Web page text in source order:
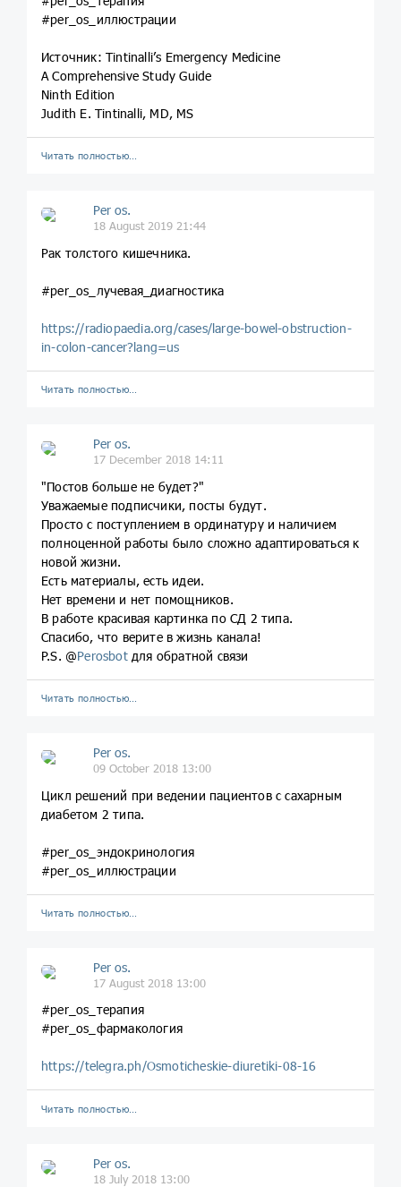
#per_os_иллюстрации
Источник: Tintinalli’s Emergency Medicine
A Comprehensive Study Guide
Ninth Edition
Judith E. Tintinalli, MD, MS
Читать полностью…
Per os.
18 August 2019 21:44
Рак толстого кишечника.
#per_os_лучевая_диагностика
https://radiopaedia.org/cases/large-bowel-obstruction-
in-colon-cancer?lang=us
Читать полностью…
Per os.
17 December 2018 14:11
"Постов больше не будет?"
Уважаемые подписчики, посты будут.
Просто с поступлением в ординатуру и наличием
полноценной работы было сложно адаптироваться к
новой жизни.
Есть материалы, есть идеи.
Нет времени и нет помощников.
В работе красивая картинка по СД 2 типа.
Спасибо, что верите в жизнь канала!
P.S. @Perosbotдля обратной связи
Читать полностью…
Per os.
09 October 2018 13:00
Цикл решений при ведении пациентов с сахарным
диабетом 2 типа.
#per_os_эндокринология
#per_os_иллюстрации
Читать полностью…
Per os.
17 August 2018 13:00
#per_os_терапия
#per_os_фармакология
https://telegra.ph/Osmoticheskie-diuretiki-08-16
Читать полностью…
Per os.
18 July 2018 13:00